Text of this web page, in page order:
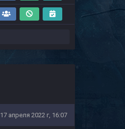
17 апреля 2022 г, 16:07